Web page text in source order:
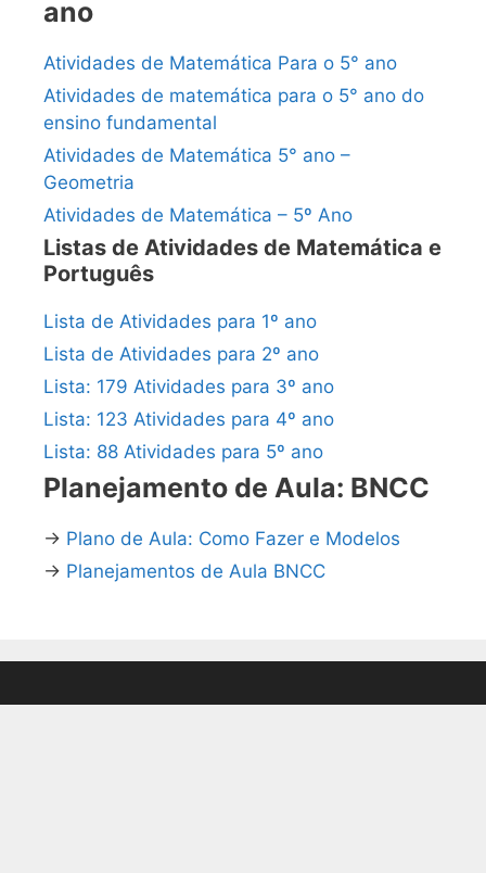
ano
Atividades de Matemática Para o 5° ano
Atividades de matemática para o 5° ano do
ensino fundamental
Atividades de Matemática 5° ano –
Geometria
Atividades de Matemática – 5º Ano
Listas de Atividades de Matemática e
Português
Lista de Atividades para 1º ano
Lista de Atividades para 2º ano
Lista: 179 Atividades para 3º ano
Lista: 123 Atividades para 4º ano
Lista: 88 Atividades para 5º ano
Planejamento de Aula: BNCC
→ Plano de Aula: Como Fazer e Modelos
→ Planejamentos de Aula BNCC